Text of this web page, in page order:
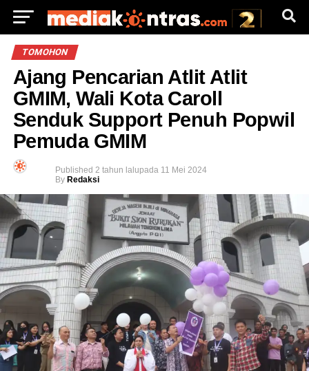
TOMOHON
Ajang Pencarian Atlit Atlit
GMIM, Wali Kota Caroll
Senduk Support Penuh Popwil
Pemuda GMIM
Published 2 tahun lalupada 11 Mei 2024
By Redaksi